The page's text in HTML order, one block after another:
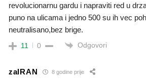
revolucionarnu gardu i napraviti red u
puno na ulicama i jedno 500 su ih vec
neutralisano,bez brige.
11 0 Odgovori
zaIRAN 8 godine prije